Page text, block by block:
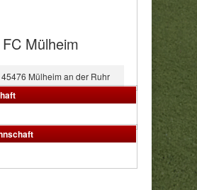
Mülheim
45476 Mülheim an der Ruhr